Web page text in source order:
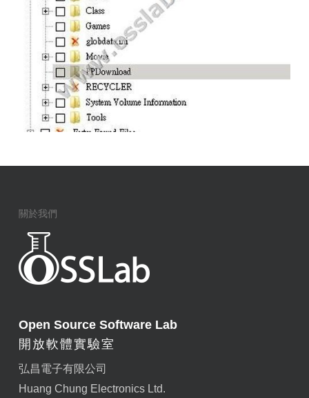
關於我們
Open Source Software Lab
開放軟體實驗室
弘昌電子有限公司
Huang Chung Electronics Ltd.